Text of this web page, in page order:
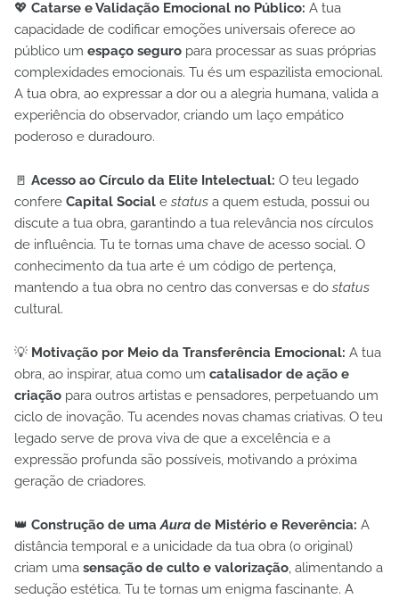
💖 Catarse e Validação Emocional no Público: A tua
capacidade de codificar emoções universais oferece ao
público um espaço seguro para processar as suas próprias
complexidades emocionais. Tu és um espazilista emocional.
A tua obra, ao expressar a dor ou a alegria humana, valida a
experiência do observador, criando um laço empático
poderoso e duradouro.
🚪 Acesso ao Círculo da Elite Intelectual: O teu legado
confere Capital Social e status a quem estuda, possui ou
discute a tua obra, garantindo a tua relevância nos círculos
de influência. Tu te tornas uma chave de acesso social. O
conhecimento da tua arte é um código de pertença,
mantendo a tua obra no centro das conversas e do status
cultural.
💡 Motivação por Meio da Transferência Emocional: A tua
obra, ao inspirar, atua como um catalisador de ação e
criação para outros artistas e pensadores, perpetuando um
ciclo de inovação. Tu acendes novas chamas criativas. O teu
legado serve de prova viva de que a excelência e a
expressão profunda são possíveis, motivando a próxima
geração de criadores.
👑 Construção de umaAura de Mistério e Reverência: A
distância temporal e a unicidade da tua obra (o original)
criam uma sensação de culto e valorização, alimentando a
sedução estética. Tu te tornas um enigma fascinante. A